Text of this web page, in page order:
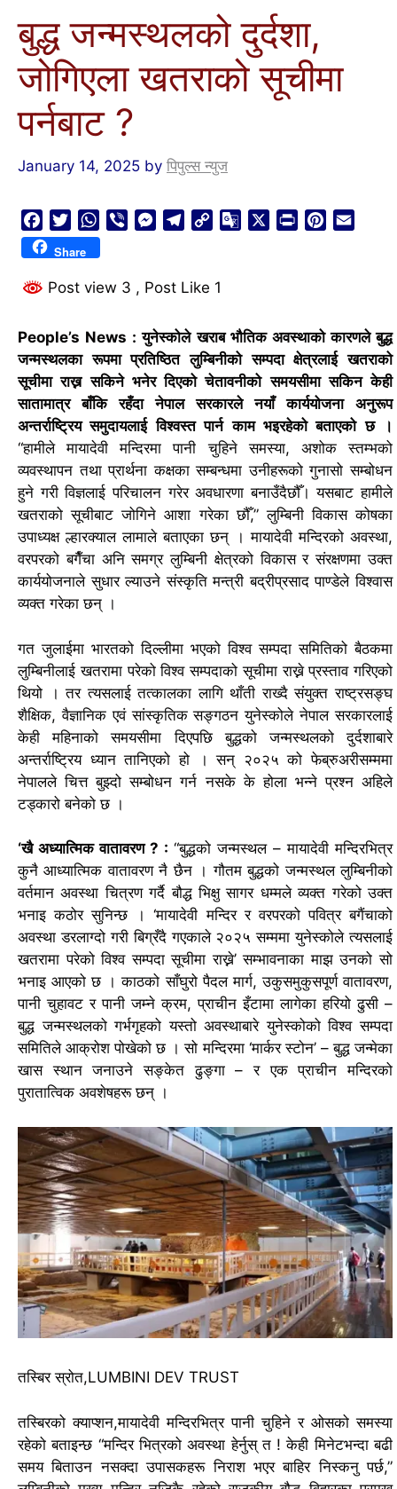
बुद्ध जन्मस्थलको दुर्दशा,
जोगिएला खतराको सूचीमा
पर्नबाट ?
January 14, 2025 by पिपुल्स न्युज
a
c
e
o
k
w
i
t
r
W
h
a
t
p
p
e
M
s
n
g
e
r
e
r
a
m
y
n
k
e
T
r
a
n
s
t
e
e
s
t
Share
Post view 3 , Post Like 1
People’s News : युनेस्कोले खराब भौतिक अवस्थाको कारणले बुद्ध
जन्मस्थलका रूपमा प्रतिष्ठित लुम्बिनीको सम्पदा क्षेत्रलाई खतराको
सूचीमा राख्न सकिने भनेर दिएको चेतावनीको समयसीमा सकिन केही
सातामात्र बाँकि रहँदा नेपाल सरकारले नयाँ कार्ययोजना अनुरूप
अन्तर्राष्ट्रिय समुदायलाई विश्वस्त पार्न काम भइरहेको बताएको छ ।
“हामीले मायादेवी मन्दिरमा पानी चुहिने समस्या, अशोक स्तम्भको
व्यवस्थापन तथा प्रार्थना कक्षका सम्बन्धमा उनीहरूको गुनासो सम्बोधन
हुने गरी विज्ञलाई परिचालन गरेर अवधारणा बनाउँदैछौँ। यसबाट हामीले
खतराको सूचीबाट जोगिने आशा गरेका छौँ,” लुम्बिनी विकास कोषका
उपाध्यक्ष ल्हारक्याल लामाले बताएका छन् ।मायादेवी मन्दिरको अवस्था,
वरपरको बगैँचा अनि समग्र लुम्बिनी क्षेत्रको विकास र संरक्षणमा उक्त
कार्ययोजनाले सुधार ल्याउने संस्कृति मन्त्री बद्रीप्रसाद पाण्डेले विश्वास
व्यक्त गरेका छन् ।
गत जुलाईमा भारतको दिल्लीमा भएको विश्व सम्पदा समितिको बैठकमा
लुम्बिनीलाई खतरामा परेको विश्व सम्पदाको सूचीमा राख्ने प्रस्ताव गरिएको
थियो । तर त्यसलाई तत्कालका लागि थाँती राख्दै संयुक्त राष्ट्रसङ्घ
शैक्षिक, वैज्ञानिक एवं सांस्कृतिक सङ्गठन युनेस्कोले नेपाल सरकारलाई
केही महिनाको समयसीमा दिएपछि बुद्धको जन्मस्थलको दुर्दशाबारे
अन्तर्राष्ट्रिय ध्यान तानिएको हो ।सन् २०२५ को फेब्रुअरीसम्ममा
नेपालले चित्त बुझ्दो सम्बोधन गर्न नसके के होला भन्ने प्रश्न अहिले
टड्कारो बनेको छ ।
‘खै अध्यात्मिक वातावरण ? : “बुद्धको जन्मस्थल – मायादेवी मन्दिरभित्र
कुनै आध्यात्मिक वातावरण नै छैन ।गौतम बुद्धको जन्मस्थल लुम्बिनीको
वर्तमान अवस्था चित्रण गर्दै बौद्ध भिक्षु सागर धम्मले व्यक्त गरेको उक्त
भनाइ कठोर सुनिन्छ ।‘मायादेवी मन्दिर र वरपरको पवित्र बगैंचाको
अवस्था डरलाग्दो गरी बिग्रँदै गएकाले २०२५ सम्ममा युनेस्कोले त्यसलाई
खतरामा परेको विश्व सम्पदा सूचीमा राख्ने’ सम्भावनाका माझ उनको सो
भनाइ आएको छ ।काठको साँघुरो पैदल मार्ग, उकुसमुकुसपूर्ण वातावरण,
पानी चुहावट र पानी जम्ने क्रम, प्राचीन इँटामा लागेका हरियो ढुसी –
बुद्ध जन्मस्थलको गर्भगृहको यस्तो अवस्थाबारे युनेस्कोको विश्व सम्पदा
समितिले आक्रोश पोखेको छ ।सो मन्दिरमा ‘मार्कर स्टोन’ – बुद्ध जन्मेका
खास स्थान जनाउने सङ्केत ढुङ्गा – र एक प्राचीन मन्दिरको
पुरातात्विक अवशेषहरू छन् ।
तस्बिर स्रोत,LUMBINI DEV TRUST
तस्बिरको क्याप्शन,मायादेवी मन्दिरभित्र पानी चुहिने र ओसको समस्या
रहेको बताइन्छ “मन्दिर भित्रको अवस्था हेर्नुस् त ! केही मिनेटभन्दा बढी
समय बिताउन नसक्दा उपासकहरू निराश भएर बाहिर निस्कनु पर्छ,”